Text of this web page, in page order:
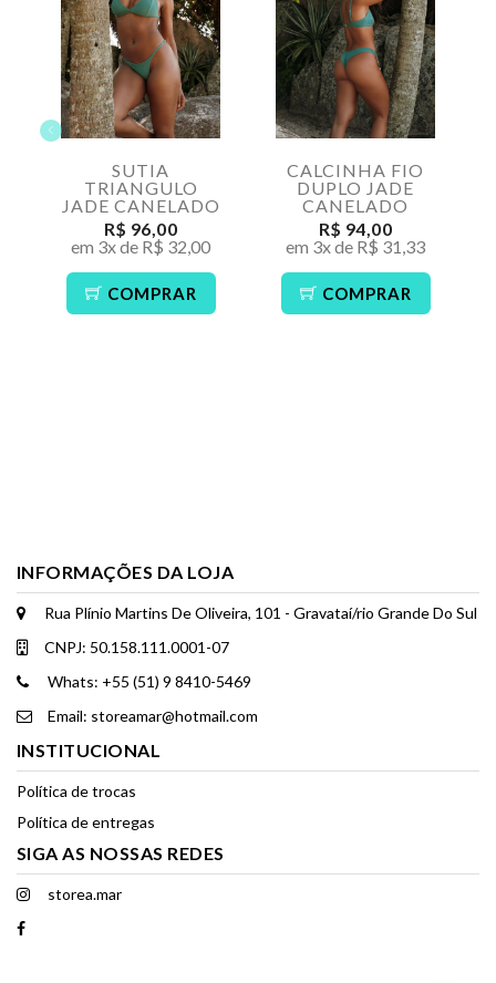
SUTIA
TRIANGULO
JADE CANELADO
R$ 96,00
em 3x de R$ 32,00
COMPRAR
CALCINHA FIO
DUPLO JADE
CANELADO
R$ 94,00
em 3x de R$ 31,33
COMPRAR
INFORMAÇÕES DA LOJA
Rua Plínio Martins De Oliveira, 101 - Gravataí/rio Grande Do Sul
CNPJ: 50.158.111.0001-07
Whats: +55 (51) 9 8410-5469
Email: storeamar@hotmail.com
INSTITUCIONAL
Política de trocas
Política de entregas
SIGA AS NOSSAS REDES
storea.mar